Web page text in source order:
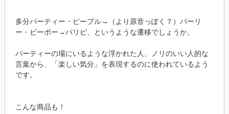
多分パーティー・ピープル→（より原音っぽく？）パーリ
ー・ピーポー→パリピ、というような遷移でしょうか。
パーティーの場にいるような浮かれた人、ノリのいい人的な
言葉から、「楽しい気分」を表現するのに使われているよう
です。
こんな商品も！